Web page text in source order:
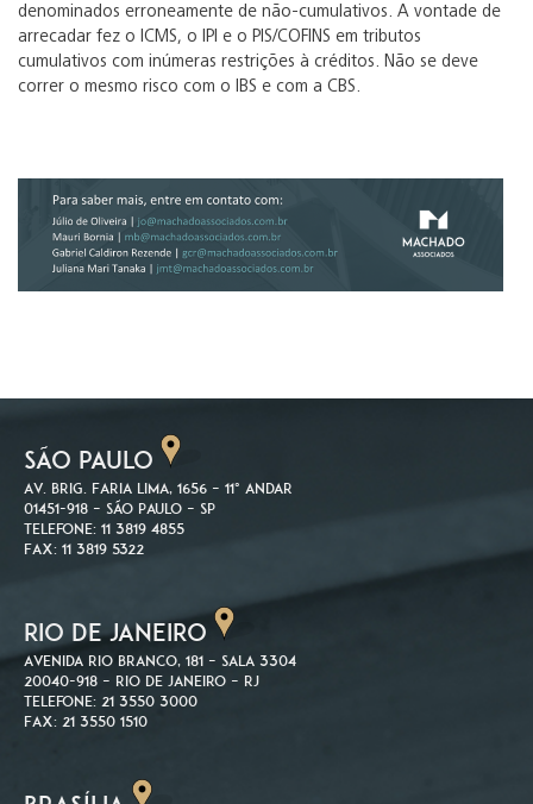
denominados erroneamente de não-cumulativos. A vontade de
arrecadar fez o ICMS, o IPI e o PIS/COFINS em tributos
cumulativos com inúmeras restrições à créditos. Não se deve
correr o mesmo risco com o IBS e com a CBS.
SÃO PAULO
Av. Brig. Faria Lima, 1656 – 11º andar
01451-918 – São Paulo – SP
Telefone: 11 3819 4855
Fax: 11 3819 5322
RIO DE JANEIRO
Avenida Rio Branco, 181 – Sala 3304
20040-918 – Rio de Janeiro – RJ
Telefone: 21 3550 3000
Fax: 21 3550 1510